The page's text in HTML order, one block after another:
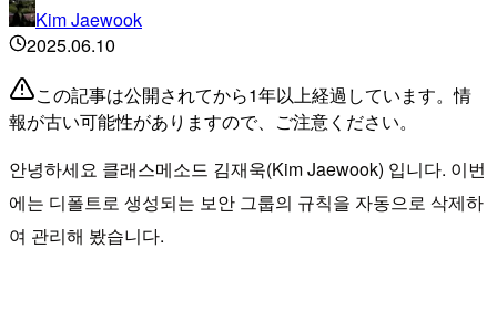
Kim Jaewook
2025.06.10
この記事は公開されてから1年以上経過しています。情
報が古い可能性がありますので、ご注意ください。
안녕하세요 클래스메소드 김재욱(Kim Jaewook) 입니다. 이번
에는 디폴트로 생성되는 보안 그룹의 규칙을 자동으로 삭제하
여 관리해 봤습니다.